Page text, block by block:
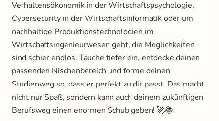
Verhaltensökonomik in der Wirtschaftspsychologie,
Cybersecurity in der Wirtschaftsinformatik oder um
nachhaltige Produktionstechnologien im
Wirtschaftsingenieurwesen geht, die Möglichkeiten
sind schier endlos. Tauche tiefer ein, entdecke deinen
passenden Nischenbereich und forme deinen
Studienweg so, dass er perfekt zu dir passt. Das macht
nicht nur Spaß, sondern kann auch deinem zukünftigen
Berufsweg einen enormen Schub geben! 🚀📚